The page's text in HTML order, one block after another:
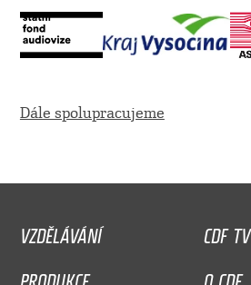
Dále spolupracujeme
VZDĚLÁVÁNÍ
CDF TV
PRODUKCE
O CDF